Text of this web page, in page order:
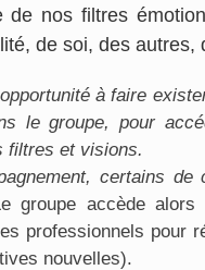
de nos filtres
de soi, des autres,
à faire
le groupe, pour
filtres et visions.
certains
groupe accède
professionnels pour
nouvelles).